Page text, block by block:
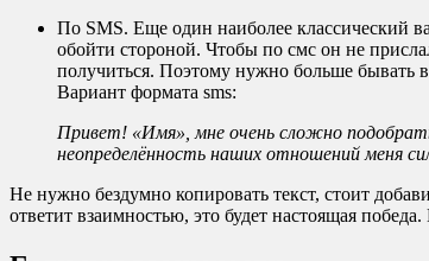
По SMS. Еще один наиболее классический
обойти стороной. Чтобы по смс он не
получиться. Поэтому нужно больше бывать
Вариант формата sms:
Привет! «Имя», мне очень сложно
неопределённость наших отношений меня
Не нужно бездумно копировать текст, стоит
ответит взаимностью, это будет настоящая